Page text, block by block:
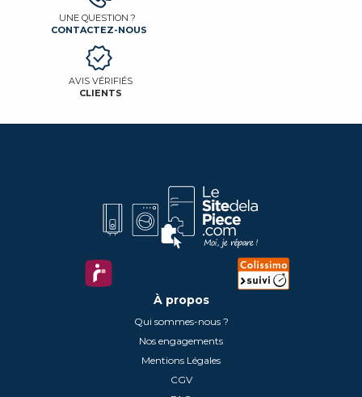
UNE QUESTION ?
CONTACTEZ-NOUS
AVIS VÉRIFIÉS
CLIENTS
À propos
Qui sommes-nous ?
Nos engagements
Mentions Légales
CGV